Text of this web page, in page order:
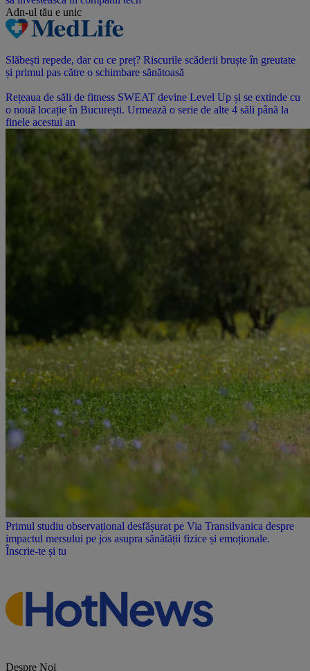
Adn-ul tău e unic
Slăbești repede, dar cu ce preț? Riscurile scăderii bruște în greutate
și primul pas către o schimbare sănătoasă
Rețeaua de săli de fitness SWEAT devine Level Up și se extinde cu
o nouă locație în București. Urmează o serie de alte 4 săli până la
finele acestui an
Primul studiu observațional desfășurat pe Via Transilvanica despre
impactul mersului pe jos asupra sănătății fizice și emoționale.
Înscrie-te și tu
Despre Noi